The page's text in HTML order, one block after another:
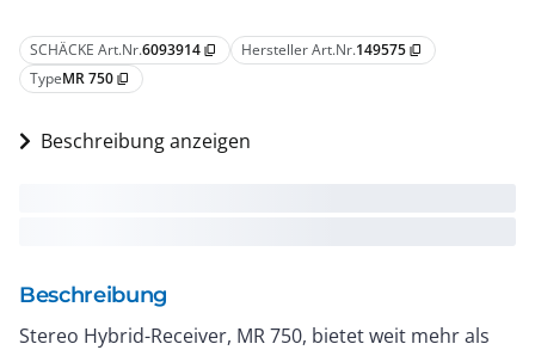
SCHÄCKE Art.Nr.6093914 content_copy Hersteller Art.Nr.149575 content_copy
TypeMR 750 content_copy
Beschreibung anzeigen
Beschreibung
Stereo Hybrid-Receiver, MR 750, bietet weit mehr als